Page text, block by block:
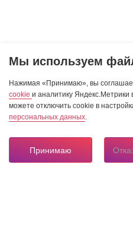
Мы используем
Нажимая «Принимаю», вы
cookie и аналитику
можете отключить cookie в
персональных данных.
Принимаю